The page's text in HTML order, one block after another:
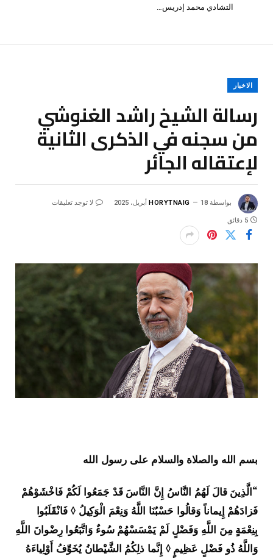
التشادي محمد إدريس…
الاخبار
رسالة الشيخ راشد الغنوشي
من سجنه في الذكرى الثانية
لإعتقاله الجائر
بواسطة HORYTNAIG 18 أبريل، 2025 لا توجد تعليقات
5 دقائق
بسم الله والصلاة والسلام على رسول الله
“الَّذِينَ قالَ لَهُمُ النَّاسُ إِنَّ النَّاسَ قَدْ جَمَعُوا لَكُمْ فَاخْشَوْهُمْ
فَزادَهُمْ إِيماناً وَقالُوا حَسْبُنَا اللَّهُ وَنِعْمَ الْوَكِيلُ ◊ فَانْقَلَبُوا
بِنِعْمَةٍ مِنَ اللَّهِ وَفَضْلٍ لَمْ يَمْسَسْهُمْ سُوءٌ وَاتَّبَعُوا رِضْوانَ اللَّهِ
وَاللَّهُ ذُو فَضْلٍ عَظِيمٍ ◊ إِنَّما ذلِكُمُ الشَّيْطانُ يُخَوِّفُ أَوْلِياءَهُ